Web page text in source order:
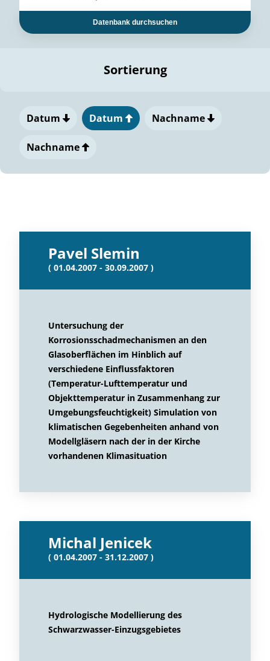
Datenbank durchsuchen
Sortierung
Datum Datum Nachname
Nachname
Pavel Slemin
( 01.04.2007 - 30.09.2007 )
Untersuchung der
Korrosionsschadmechanismen an den
Glasoberflächen im Hinblich auf
verschiedene Einflussfaktoren
(Temperatur-Lufttemperatur und
Objekttemperatur in Zusammenhang zur
Umgebungsfeuchtigkeit) Simulation von
klimatischen Gegebenheiten anhand von
Modellgläsern nach der in der Kirche
vorhandenen Klimasituation
Michal Jenicek
( 01.04.2007 - 31.12.2007 )
Hydrologische Modellierung des
Schwarzwasser-Einzugsgebietes